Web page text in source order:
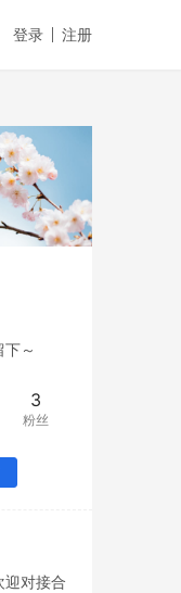
登录 注册
～
3
粉丝
迎对接合